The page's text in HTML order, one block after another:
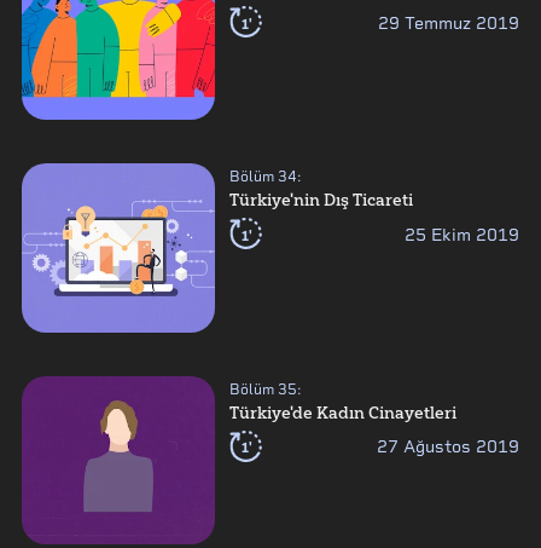
1' 29 Temmuz 2019
Bölüm 34:
Türkiye'nin Dış Ticareti
1' 25 Ekim 2019
Bölüm 35:
Türkiye'de Kadın Cinayetleri
1' 27 Ağustos 2019